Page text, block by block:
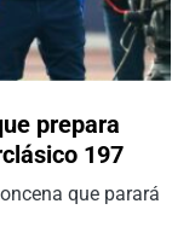
prepara
197
que parará